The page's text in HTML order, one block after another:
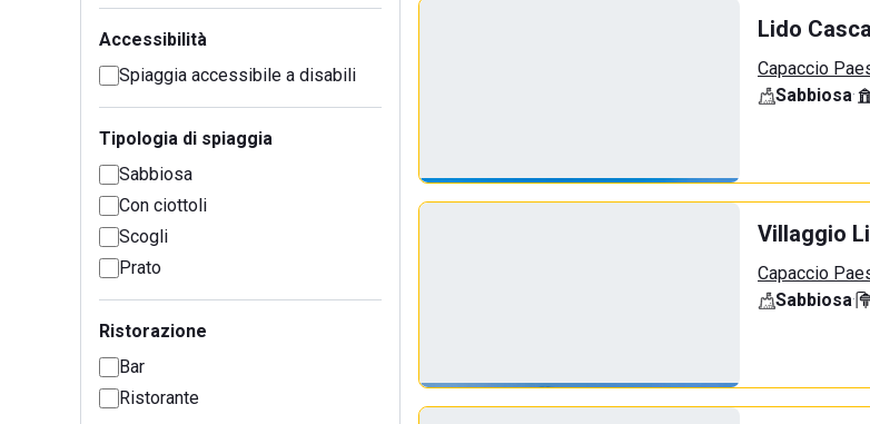
Accessibilità
Spiaggia accessibile a disabili
Tipologia di spiaggia
Sabbiosa
Con ciottoli
Scogli
Prato
Ristorazione
Bar
Ristorante
Lido
Capaccio
Sabbiosa·
Villaggio
Capaccio
Sabbiosa·